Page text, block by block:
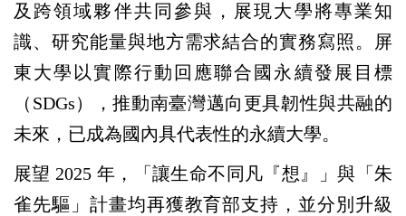
及跨領域夥伴共同參與，展現大學將專業知
識、研究能量與地方需求結合的實務寫照。屏
東大學以實際行動回應聯合國永續發展目標
（SDGs），推動南臺灣邁向更具韌性與共融的
未來，已成為國內具代表性的永續大學。
展望 2025 年，「讓生命不同凡『想』」與「朱
雀先驅」計畫均再獲教育部支持，並分別升級